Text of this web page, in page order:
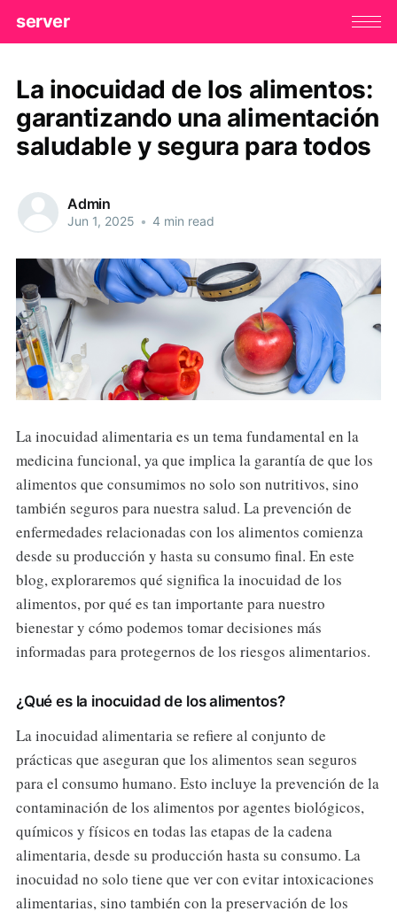
server
La inocuidad de los alimentos:
garantizando una alimentación
saludable y segura para todos
Admin
Jun 1, 2025 • 4 min read
La inocuidad alimentaria es un tema fundamental en la
medicina funcional, ya que implica la garantía de que los
alimentos que consumimos no solo son nutritivos, sino
también seguros para nuestra salud. La prevención de
enfermedades relacionadas con los alimentos comienza
desde su producción y hasta su consumo final. En este
blog, exploraremos qué significa la inocuidad de los
alimentos, por qué es tan importante para nuestro
bienestar y cómo podemos tomar decisiones más
informadas para protegernos de los riesgos alimentarios.
¿Qué es la inocuidad de los alimentos?
La inocuidad alimentaria se refiere al conjunto de
prácticas que aseguran que los alimentos sean seguros
para el consumo humano. Esto incluye la prevención de la
contaminación de los alimentos por agentes biológicos,
químicos y físicos en todas las etapas de la cadena
alimentaria, desde su producción hasta su consumo. La
inocuidad no solo tiene que ver con evitar intoxicaciones
alimentarias, sino también con la preservación de los